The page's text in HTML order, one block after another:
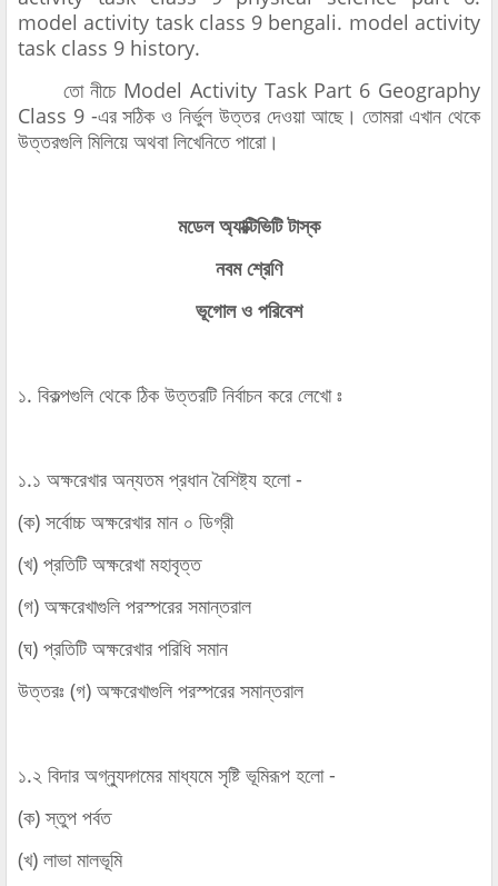
model activity task class 9 bengali. model activity
task class 9 history.
তো নীচে Model Activity Task Part 6 Geography
Class 9 -এর সঠিক ও নির্ভুল উত্তর দেওয়া আছে। তোমরা এখান থেকে
উত্তরগুলি মিলিয়ে অথবা লিখেনিতে পারো।
মডেল অ্যাক্টিভিটি টাস্ক
নবম শ্রেণি
ভূগোল ও পরিবেশ
১. বিকল্পগুলি থেকে ঠিক উত্তরটি নির্বাচন করে লেখো ঃ
১.১ অক্ষরেখার অন্যতম প্রধান বৈশিষ্ট্য হলো -
(ক) সর্বোচ্চ অক্ষরেখার মান ০ ডিগ্রী
(খ) প্রতিটি অক্ষরেখা মহাবৃত্ত
(গ) অক্ষরেখাগুলি পরস্পরের সমান্তরাল
(ঘ) প্রতিটি অক্ষরেখার পরিধি সমান
উত্তরঃ (গ) অক্ষরেখাগুলি পরস্পরের সমান্তরাল
১.২ বিদার অগ্ন্যুদ্গমের মাধ্যমে সৃষ্টি ভূমিরূপ হলো -
(ক) স্তুপ পর্বত
(খ) লাভা মালভূমি